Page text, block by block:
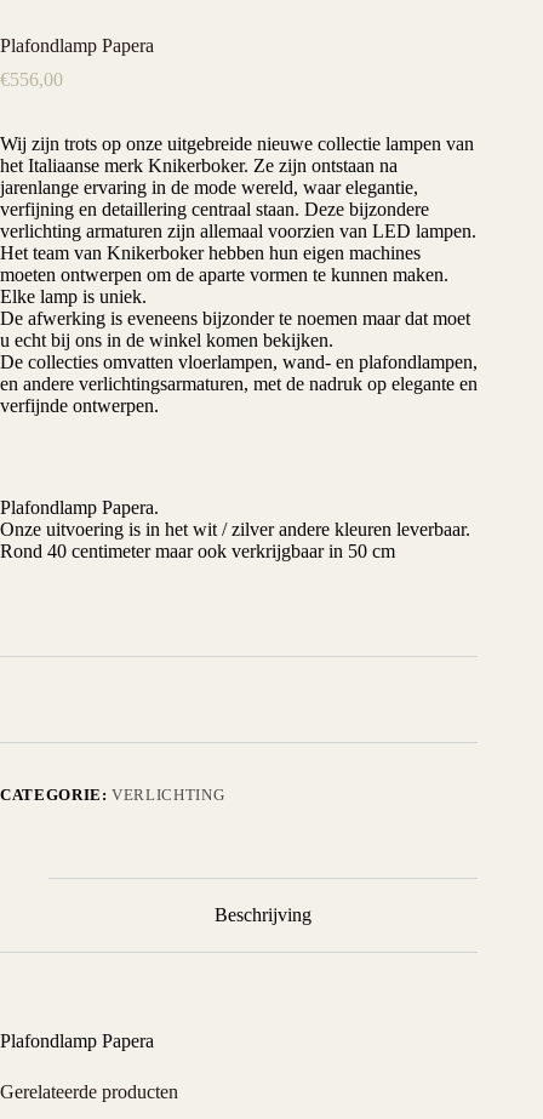
Plafondlamp Papera
€556,00
Wij zijn trots op onze uitgebreide nieuwe collectie lampen van
het Italiaanse merk Knikerboker. Ze zijn ontstaan na
jarenlange ervaring in de mode wereld, waar elegantie,
verfijning en detaillering centraal staan. Deze bijzondere
verlichting armaturen zijn allemaal voorzien van LED lampen.
Het team van Knikerboker hebben hun eigen machines
moeten ontwerpen om de aparte vormen te kunnen maken.
Elke lamp is uniek.
De afwerking is eveneens bijzonder te noemen maar dat moet
u echt bij ons in de winkel komen bekijken.
De collecties omvatten vloerlampen, wand- en plafondlampen,
en andere verlichtingsarmaturen, met de nadruk op elegante en
verfijnde ontwerpen.
Plafondlamp Papera.
Onze uitvoering is in het wit / zilver andere kleuren leverbaar.
Rond 40 centimeter maar ook verkrijgbaar in 50 cm
CATEGORIE:VERLICHTING
Beschrijving
Plafondlamp Papera
Gerelateerde producten